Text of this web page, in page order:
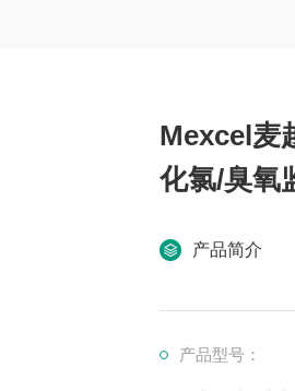
Mexcel麦
化氯/臭氧
产品简介
产品型号：